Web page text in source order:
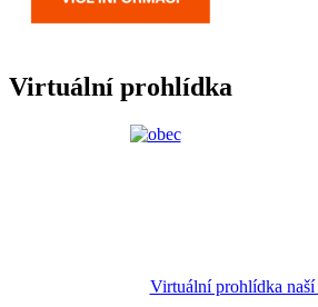
Virtuální prohlídka
Virtuální prohlídka naší